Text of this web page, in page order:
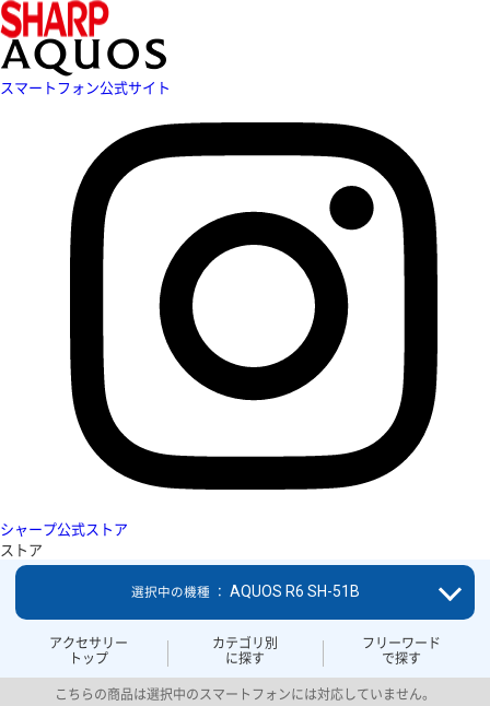
スマートフォン公式サイト
シャープ公式ストア
ストア
アクセサリー
トップ
カテゴリ別
に探す
フリーワード
で探す
選択中の機種 ： AQUOS R6 SH-51B
こちらの商品は選択中のスマートフォンには対応していません。